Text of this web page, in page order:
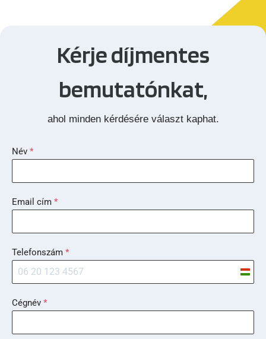
Kérje díjmentes
bemutatónkat,
ahol minden kérdésére választ kaphat.
Név *
Email cím *
Telefonszám *
H
a
Cégnév *